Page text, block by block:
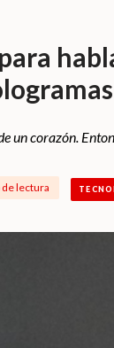
corazón.
lectura